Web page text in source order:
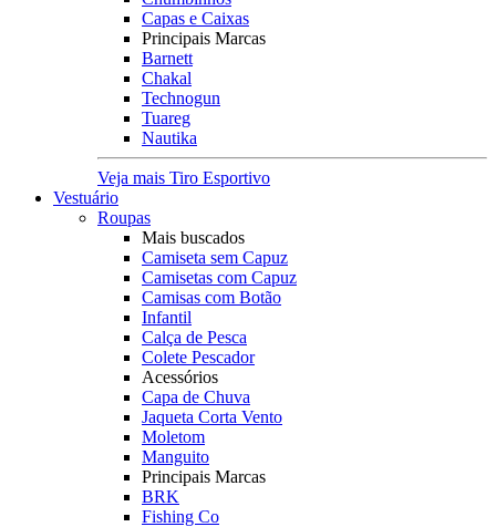
Capas e Caixas
Principais Marcas
Barnett
Chakal
Technogun
Tuareg
Nautika
Veja mais Tiro Esportivo
Vestuário
Roupas
Mais buscados
Camiseta sem Capuz
Camisetas com Capuz
Camisas com Botão
Infantil
Calça de Pesca
Colete Pescador
Acessórios
Capa de Chuva
Jaqueta Corta Vento
Moletom
Manguito
Principais Marcas
BRK
Fishing Co